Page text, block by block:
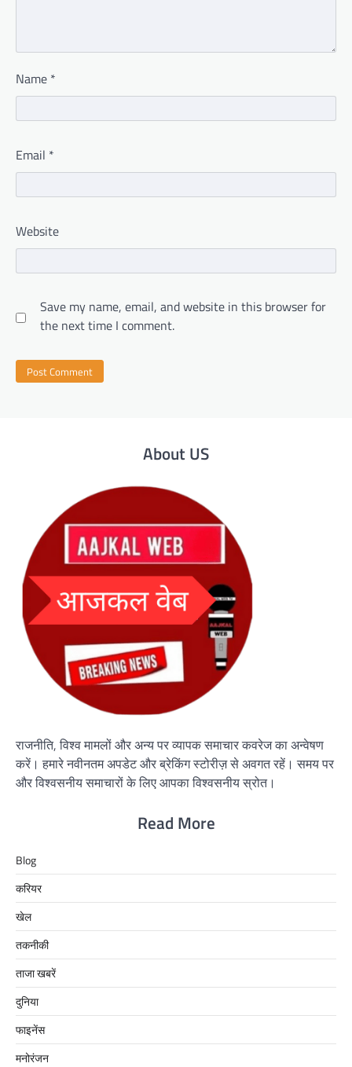
Name *
Email *
Website
Save my name, email, and website in this browser for
the next time I comment.
About US
राजनीति, विश्व मामलों और अन्य पर व्यापक समाचार कवरेज का अन्वेषण
करें। हमारे नवीनतम अपडेट और ब्रेकिंग स्टोरीज़ से अवगत रहें। समय पर
और विश्वसनीय समाचारों के लिए आपका विश्वसनीय स्रोत।
Read More
Blog
करियर
खेल
तकनीकी
ताजा खबरें
दुनिया
फाइनेंस
मनोरंजन